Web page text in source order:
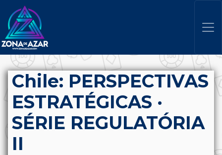
Chile: PERSPECTIVAS
ESTRATÉGICAS ·
SÉRIE REGULATÓRIA
II